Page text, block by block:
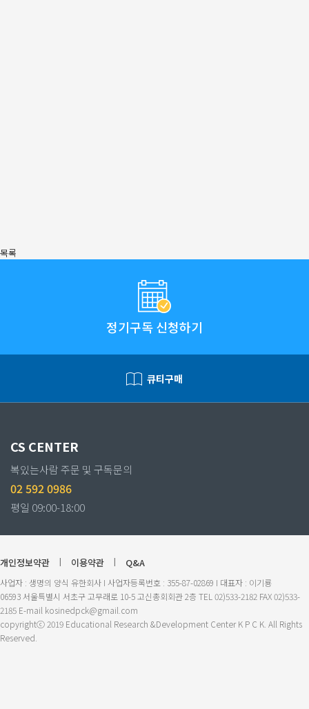
목록
정기구독 신청하기
큐티구매
CS CENTER
복있는사람 주문 및 구독문의
02 592 0986
평일 09:00-18:00
개인정보약관 | 이용약관 | Q&A
사업자 : 생명의 양식 유한회사 I 사업자등록번호 : 355-87-02869 I 대표자 : 이기룡
06593 서울특별시 서초구 고무래로 10-5 고신총회회관 2층 TEL 02)533-2182 FAX 02)533-
2185 E-mail kosinedpck@gmail.com
copyrightⓒ 2019 Educational Research &Development Center K P C K. All Rights
Reserved.